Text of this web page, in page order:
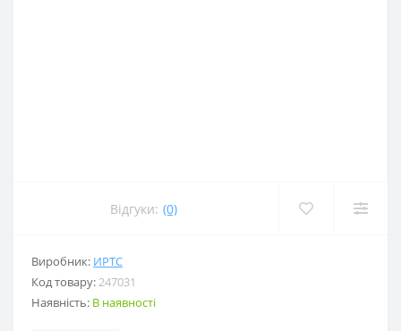
Відгуки: (0)
Виробник: ИРТС
Код товару:247031
Наявність: В наявності